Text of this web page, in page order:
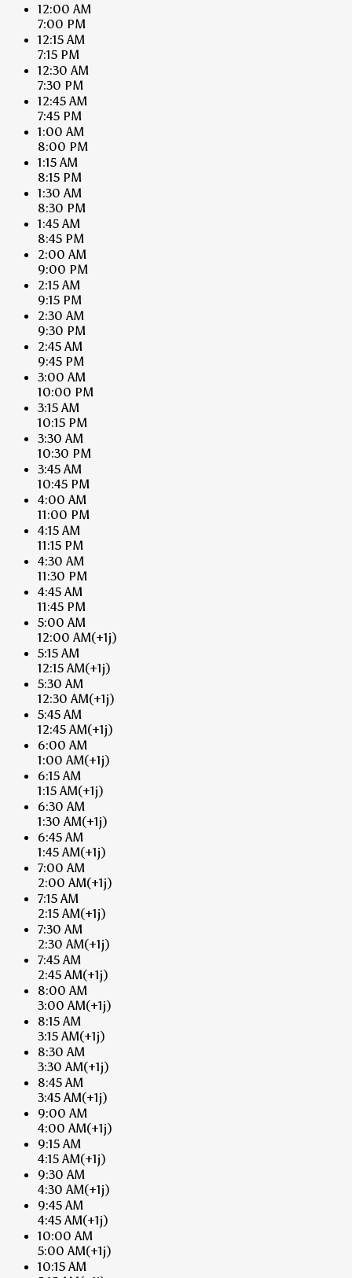
12:00 AM
7:00 PM
12:15 AM
7:15 PM
12:30 AM
7:30 PM
12:45 AM
7:45 PM
1:00 AM
8:00 PM
1:15 AM
8:15 PM
1:30 AM
8:30 PM
1:45 AM
8:45 PM
2:00 AM
9:00 PM
2:15 AM
9:15 PM
2:30 AM
9:30 PM
2:45 AM
9:45 PM
3:00 AM
10:00 PM
3:15 AM
10:15 PM
3:30 AM
10:30 PM
3:45 AM
10:45 PM
4:00 AM
11:00 PM
4:15 AM
11:15 PM
4:30 AM
11:30 PM
4:45 AM
11:45 PM
5:00 AM
12:00 AM(+1j)
5:15 AM
12:15 AM(+1j)
5:30 AM
12:30 AM(+1j)
5:45 AM
12:45 AM(+1j)
6:00 AM
1:00 AM(+1j)
6:15 AM
1:15 AM(+1j)
6:30 AM
1:30 AM(+1j)
6:45 AM
1:45 AM(+1j)
7:00 AM
2:00 AM(+1j)
7:15 AM
2:15 AM(+1j)
7:30 AM
2:30 AM(+1j)
7:45 AM
2:45 AM(+1j)
8:00 AM
3:00 AM(+1j)
8:15 AM
3:15 AM(+1j)
8:30 AM
3:30 AM(+1j)
8:45 AM
3:45 AM(+1j)
9:00 AM
4:00 AM(+1j)
9:15 AM
4:15 AM(+1j)
9:30 AM
4:30 AM(+1j)
9:45 AM
4:45 AM(+1j)
10:00 AM
5:00 AM(+1j)
10:15 AM